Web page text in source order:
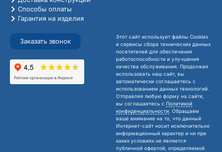
Способы оплаты
Гарантия на изделия
Заказать звонок
Этот сайт использует файлы Cookies
и сервисы сбора технических данных
посетителей для обеспечения
работоспособности и улучшения
качества обслуживания. Продолжая
использовать наш сайт, вы
автоматически соглашаетесь с
использованием данных технологий.
Отправляя любую форму на сайте,
вы соглашаетесь с Политикой
конфиденциальности . Обращаем
ваше внимание на то, что данный
Интернет-сайт носит исключительно
информационный характер и ни при
каких условиях не является
публичной офертой, определяемой